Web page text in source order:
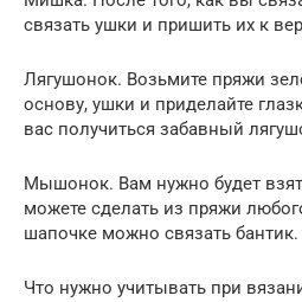
связать ушки и пришить их к
Лягушонок. Возьмите пряжи
основу, ушки и приделайте
вас получиться забавный
Мышонок. Вам нужно будет
можете сделать из пряжи
шапочке можно связать бантик.
Что нужно учитывать при